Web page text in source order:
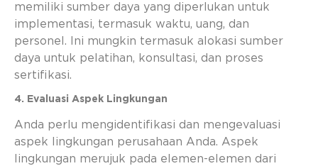
memiliki sumber daya yang diperlukan untuk
implementasi, termasuk waktu, uang, dan
personel. Ini mungkin termasuk alokasi sumber
daya untuk pelatihan, konsultasi, dan proses
sertifikasi.
4. Evaluasi Aspek Lingkungan
Anda perlu mengidentifikasi dan mengevaluasi
aspek lingkungan perusahaan Anda. Aspek
lingkungan merujuk pada elemen-elemen dari